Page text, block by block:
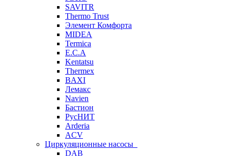
SAVITR
Thermo Trust
Элемент Комфорта
MIDEA
Termica
E.C.A
Kentatsu
Thermex
BAXI
Лемакс
Navien
Бастион
РусНИТ
Arderia
ACV
Циркуляционные насосы
DAB